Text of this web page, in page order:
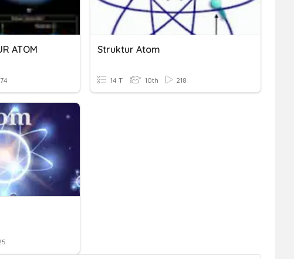
ATOM Struktur Atom
14 T 10th 218